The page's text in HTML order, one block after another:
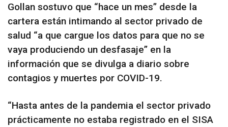
Gollan sostuvo que “hace un mes” desde la
cartera están intimando al sector privado de
salud “a que cargue los datos para que no se
vaya produciendo un desfasaje” en la
información que se divulga a diario sobre
contagios y muertes por COVID-19.
“Hasta antes de la pandemia el sector privado
prácticamente no estaba registrado en el SISA